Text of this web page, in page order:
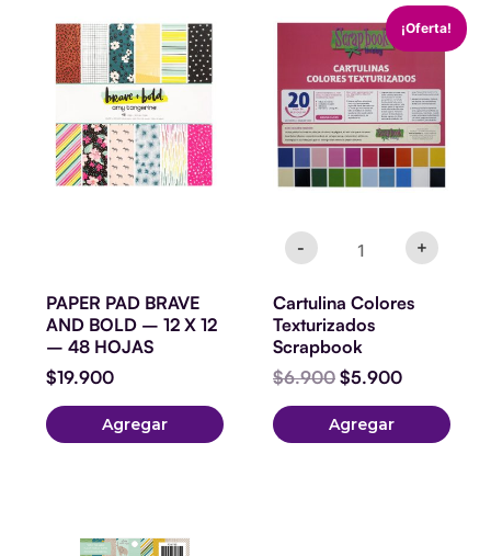
PAPER PAD BRAVE
AND BOLD – 12 X 12
– 48 HOJAS
$19.900
Agregar
¡Oferta!
-
Cartulina
Colores
Texturizados
Scrapbook
cantidad
+
Cartulina Colores
Texturizados
Scrapbook
$6.900
precio
original
era:
$6.900.
$5.900
precio
es:
$5.900.
Agregar